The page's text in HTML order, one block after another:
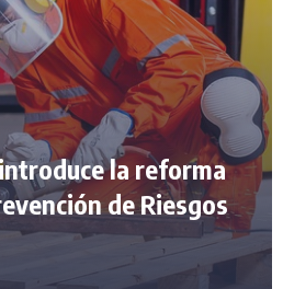
la reforma
de Riesgos